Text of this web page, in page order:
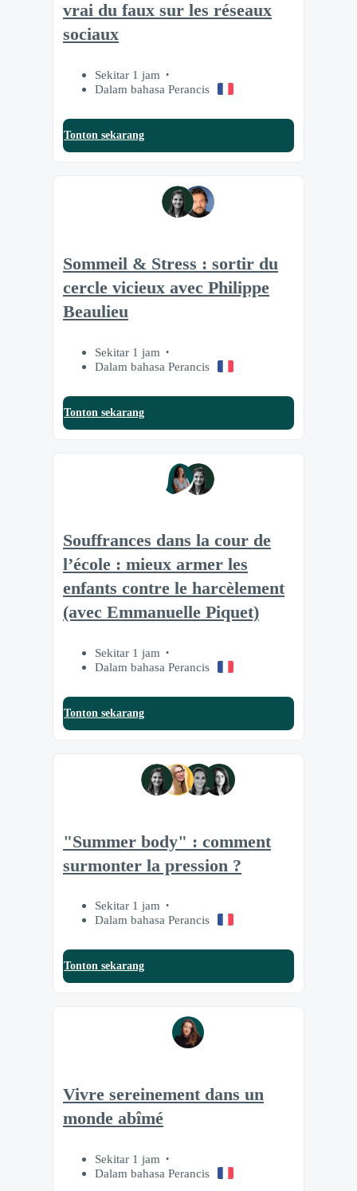
vrai du faux sur les réseaux
sociaux
Sekitar 1 jam
Dalam bahasa Perancis
Tonton sekarang
Sommeil & Stress : sortir du
cercle vicieux avec Philippe
Beaulieu
Sekitar 1 jam
Dalam bahasa Perancis
Tonton sekarang
Souffrances dans la cour de
l’école : mieux armer les
enfants contre le harcèlement
(avec Emmanuelle Piquet)
Sekitar 1 jam
Dalam bahasa Perancis
Tonton sekarang
"Summer body" : comment
surmonter la pression ?
Sekitar 1 jam
Dalam bahasa Perancis
Tonton sekarang
Vivre sereinement dans un
monde abîmé
Sekitar 1 jam
Dalam bahasa Perancis